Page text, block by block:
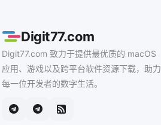
Digit77.com
Digit77.com 致力于提供最优质的 macOS
应用、游戏以及跨平台软件资源下载，助力
每一位开发者的数字生活。